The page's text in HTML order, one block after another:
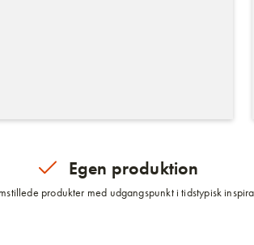
Egen produktion
produkter med udgangspunkt i tidstypisk